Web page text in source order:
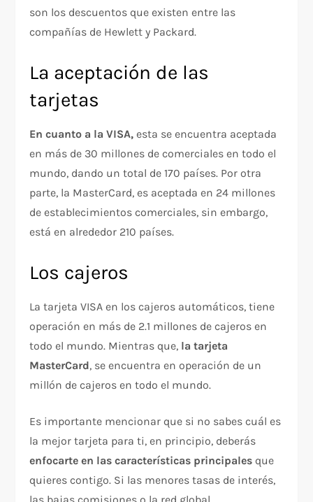
son los descuentos que existen entre las
compañías de Hewlett y Packard.
La aceptación de las
tarjetas
En cuanto a la VISA, esta se encuentra aceptada
en más de 30 millones de comerciales en todo el
mundo, dando un total de 170 países. Por otra
parte, la MasterCard, es aceptada en 24 millones
de establecimientos comerciales, sin embargo,
está en alrededor 210 países.
Los cajeros
La tarjeta VISA en los cajeros automáticos, tiene
operación en más de 2.1 millones de cajeros en
todo el mundo. Mientras que, la tarjeta
MasterCard, se encuentra en operación de un
millón de cajeros en todo el mundo.
Es importante mencionar que si no sabes cuál es
la mejor tarjeta para ti, en principio, deberás
enfocarte en las características principales que
quieres contigo. Si las menores tasas de interés,